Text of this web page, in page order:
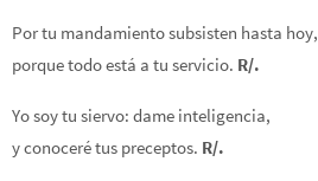
Por tu mandamiento subsisten hasta hoy,
porque todo está a tu servicio. R/.
Yo soy tu siervo: dame inteligencia,
y conoceré tus preceptos. R/.